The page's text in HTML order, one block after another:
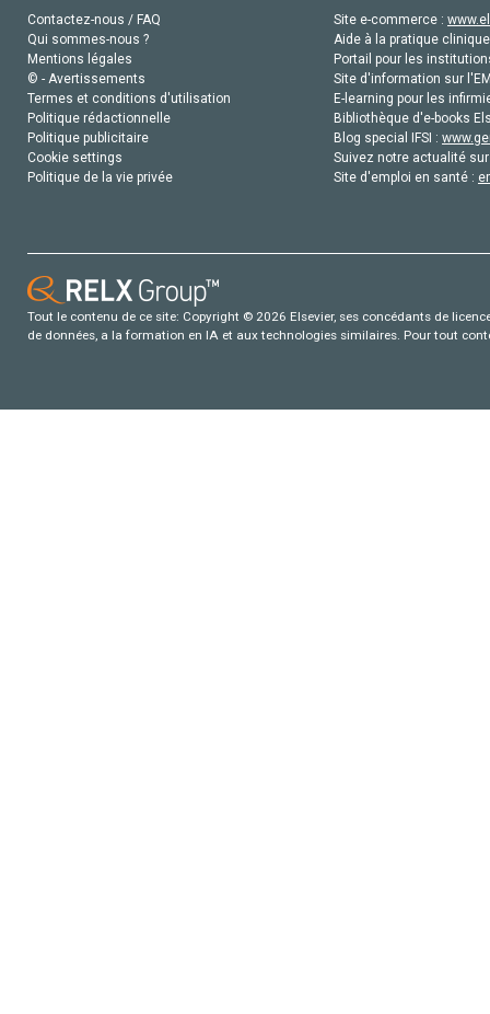
Contactez-nous / FAQ
Qui sommes-nous ?
Mentions légales
© - Avertissements
Termes et conditions d'utilisation
Politique rédactionnelle
Politique publicitaire
Cookie settings
Politique de la vie privée
Site e-commerce :
Aide à la pratique
Portail pour les
Site d'information sur
E-learning pour les
Bibliothèque d'e-books
Blog special IFSI :
Suivez notre actualité
Site d'emploi en santé :
Tout le contenu de ce site: Copyright © 2026 Elsevier, ses concédants de
de données, a la formation en IA et aux technologies similaires. Pour tout